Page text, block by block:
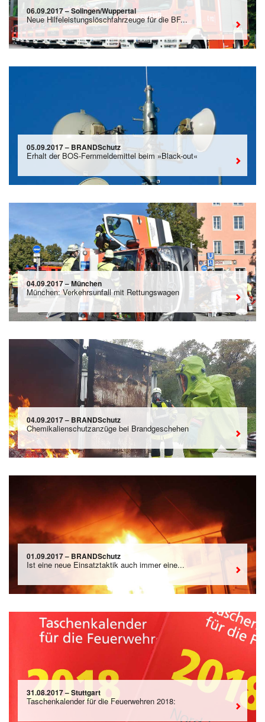
06.09.2017 – Solingen/Wuppertal
Neue Hilfeleistungslöschfahrzeuge für die BF...
05.09.2017 – BRANDSchutz
Erhalt der BOS-Fernmeldemittel beim »Black-out«
04.09.2017 – München
München: Verkehrsunfall mit Rettungswagen
04.09.2017 – BRANDSchutz
Chemikalienschutzanzüge bei Brandgeschehen
01.09.2017 – BRANDSchutz
Ist eine neue Einsatztaktik auch immer eine...
31.08.2017 – Stuttgart
Taschenkalender für die Feuerwehren 2018: